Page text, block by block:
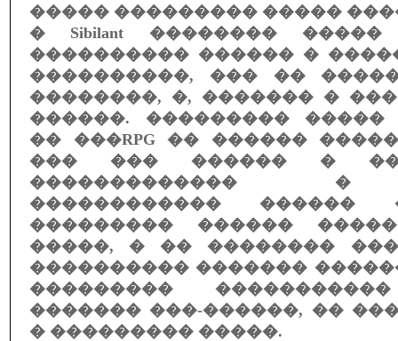
����� ��������� �����
� Sibilant ��������
���������� ������ �
����������, ��� ��
��������, �, ������� �
������. ��������� �����
�� ���RPG �� ������
��� ��� ������ �
������������� �
������������ ������
��������� ������
�����, � �� ��������
���������� �������
���������
������� ���-������, ��
� ��������� �����.